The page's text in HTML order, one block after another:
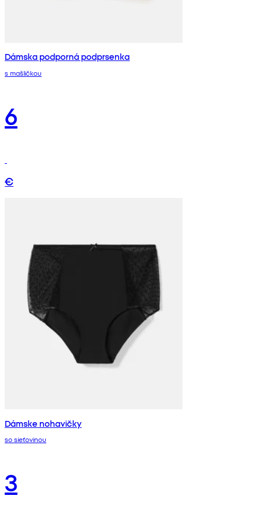
Dámska podporná podprsenka
s mašličkou
6
€
Dámske nohavičky
so sieťovinou
3